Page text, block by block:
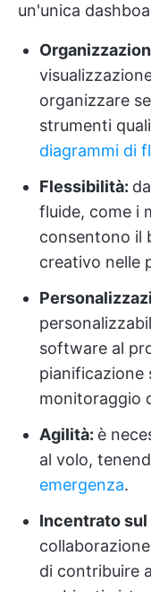
un'unica
organizzare
strumenti quali
diagrammi di
Flessibilità:
fluide, come i
consentono il
creativo nelle
software al
pianificazione
monitoraggio
Agilità: è
al volo,
emergenza.
Incentrato sul
di contribuire